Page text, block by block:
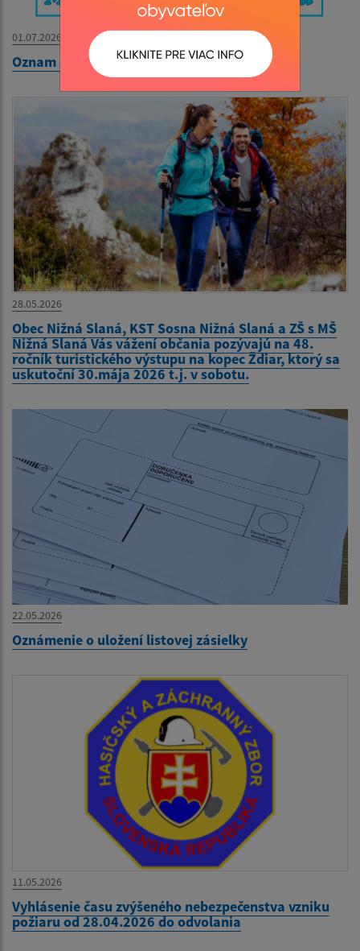
01.07.2026
Oznam - MŠ
28.05.2026
Obec Nižná Slaná, KST Sosna Nižná Slaná a ZŠ s MŠ
Nižná Slaná Vás vážení občania pozývajú na 48.
ročník turistického výstupu na kopec Ždiar, ktorý sa
uskutoční 30.mája 2026 t.j. v sobotu.
22.05.2026
Oznámenie o uložení listovej zásielky
11.05.2026
Vyhlásenie času zvýšeného nebezpečenstva vzniku
požiaru od 28.04.2026 do odvolania